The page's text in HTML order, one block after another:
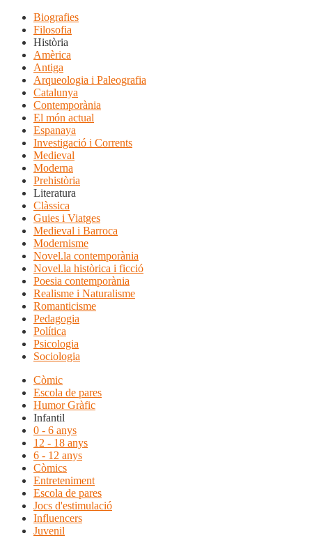
Biografies
Filosofia
Història
Amèrica
Antiga
Arqueologia i Paleografia
Catalunya
Contemporània
El món actual
Espanaya
Investigació i Corrents
Medieval
Moderna
Prehistòria
Literatura
Clàssica
Guies i Viatges
Medieval i Barroca
Modernisme
Novel.la contemporània
Novel.la històrica i ficció
Poesia contemporània
Realisme i Naturalisme
Romanticisme
Pedagogia
Política
Psicologia
Sociologia
Còmic
Escola de pares
Humor Gràfic
Infantil
0 - 6 anys
12 - 18 anys
6 - 12 anys
Còmics
Entreteniment
Escola de pares
Jocs d'estimulació
Influencers
Juvenil